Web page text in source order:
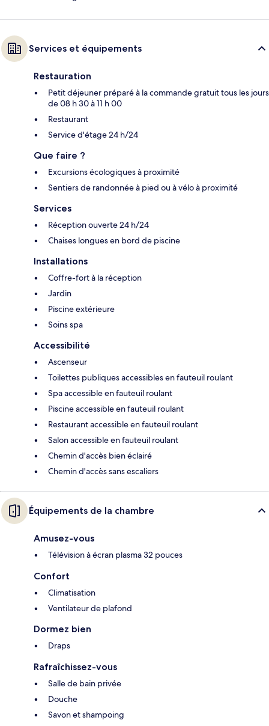
Services et équipements
Restauration
Petit déjeuner préparé à la commande gratuit tous les jours
de 08 h 30 à 11 h 00
Restaurant
Service d'étage 24 h/24
Que faire ?
Excursions écologiques à proximité
Sentiers de randonnée à pied ou à vélo à proximité
Services
Réception ouverte 24 h/24
Chaises longues en bord de piscine
Installations
Coffre-fort à la réception
Jardin
Piscine extérieure
Soins spa
Accessibilité
Ascenseur
Toilettes publiques accessibles en fauteuil roulant
Spa accessible en fauteuil roulant
Piscine accessible en fauteuil roulant
Restaurant accessible en fauteuil roulant
Salon accessible en fauteuil roulant
Chemin d'accès bien éclairé
Chemin d'accès sans escaliers
Équipements de la chambre
Amusez-vous
Télévision à écran plasma 32 pouces
Confort
Climatisation
Ventilateur de plafond
Dormez bien
Draps
Rafraîchissez-vous
Salle de bain privée
Douche
Savon et shampoing